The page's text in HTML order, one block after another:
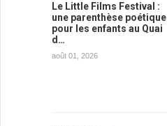
Le Little Films Festival :
une parenthèse poétique
pour les enfants au Quai
d…
août 01, 2026